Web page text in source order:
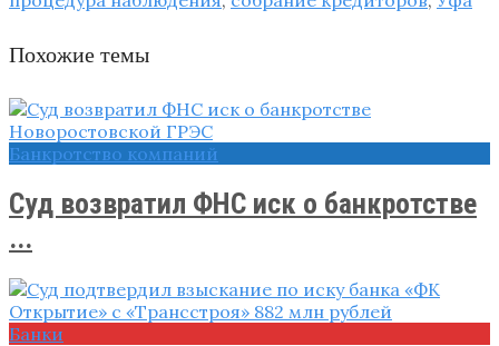
Похожие темы
Банкротство компаний
Суд возвратил ФНС иск о банкротстве
...
Банки